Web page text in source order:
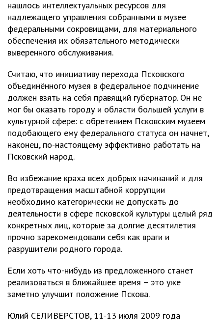
нашлось интеллектуальных ресурсов для
надлежащего управления собранными в музее
федеральными сокровищами, для материального
обеспечения их обязательного методически
выверенного обслуживания.
Считаю, что инициативу перехода Псковского
объединённого музея в федеральное подчинение
должен взять на себя правящий губернатор. Он не
мог бы оказать городу и области большей услуги в
культурной сфере: с обретением Псковским музеем
подобающего ему федерального статуса он начнет,
наконец, по-настоящему эффективно работать на
Псковский народ.
Во избежание краха всех добрых начинаний и для
предотвращения масштабной коррупции
необходимо категорически не допускать до
деятельности в сфере псковской культуры целый ряд
конкретных лиц, которые за долгие десятилетия
прочно зарекомендовали себя как враги и
разрушители родного города.
Если хоть что-нибудь из предложенного станет
реализоваться в ближайшее время – это уже
заметно улучшит положение Пскова.
Юлий СЕЛИВЕРСТОВ, 11-13 июля 2009 года